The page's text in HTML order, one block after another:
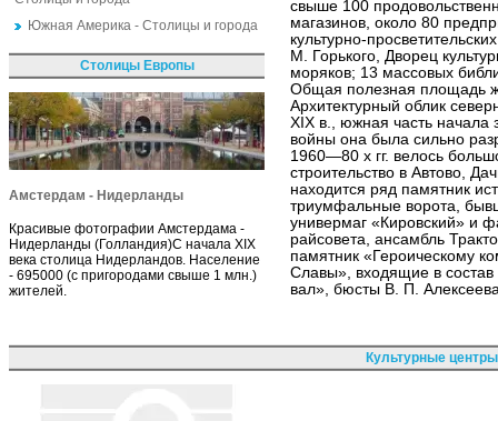
Южная Америка - Столицы и города
Столицы Европы
Амстердам - Нидерланды
Красивые фотографии Амстердама -
Нидерланды (Голландия)С начала XIX
века столица Нидерландов. Население
- 695000 (с пригородами свыше 1 млн.)
жителей.
свыше 100
магазинов, около 80
культурно-
М. Горького, Дворец
моряков; 13 массовых
Общая полезная площадь
Архитектурный облик
XIX в., южная часть начала
войны она была сильно
1960—80 х гг. велось
строительство в Автово,
находится ряд памятник
триумфальные ворота,
универмаг «Кировский» и
райсовета, ансамбль
памятник «Героическому
Славы», входящие в
вал», бюсты В. П.
Культурные